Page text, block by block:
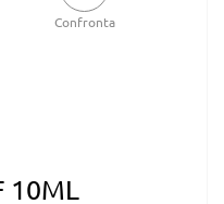
Confronta
10ML